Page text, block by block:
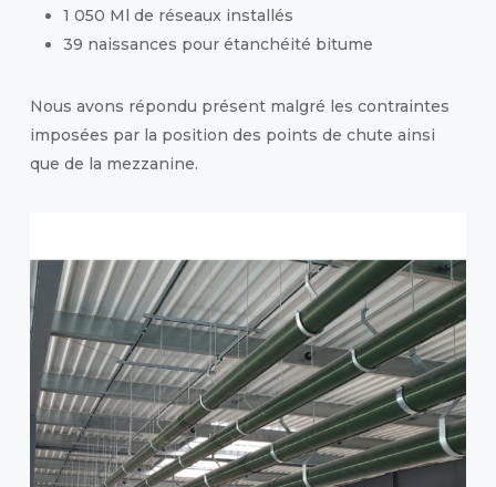
1 050 Ml de réseaux installés
39 naissances pour étanchéité bitume
Nous avons répondu présent malgré les contraintes
imposées par la position des points de chute ainsi
que de la mezzanine.